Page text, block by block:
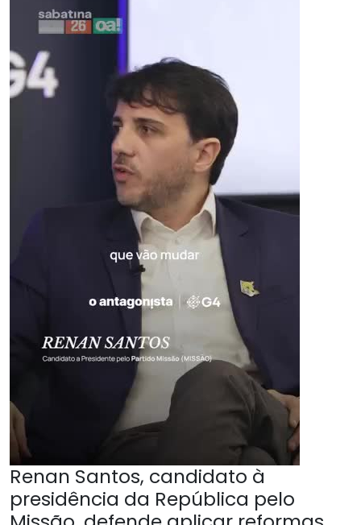
Renan Santos, candidato à
presidência da República pelo